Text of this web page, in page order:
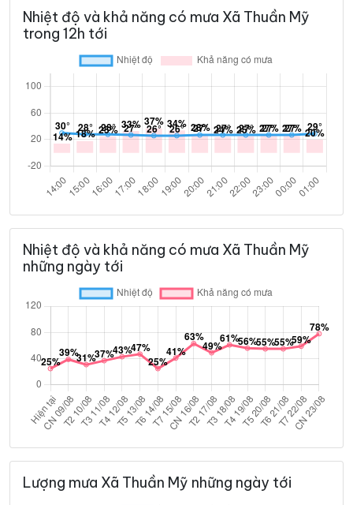
Nhiệt độ và khả năng có mưa Xã Thuần Mỹ
trong 12h tới
Nhiệt độ và khả năng có mưa Xã Thuần Mỹ
những ngày tới
Lượng mưa Xã Thuần Mỹ những ngày tới